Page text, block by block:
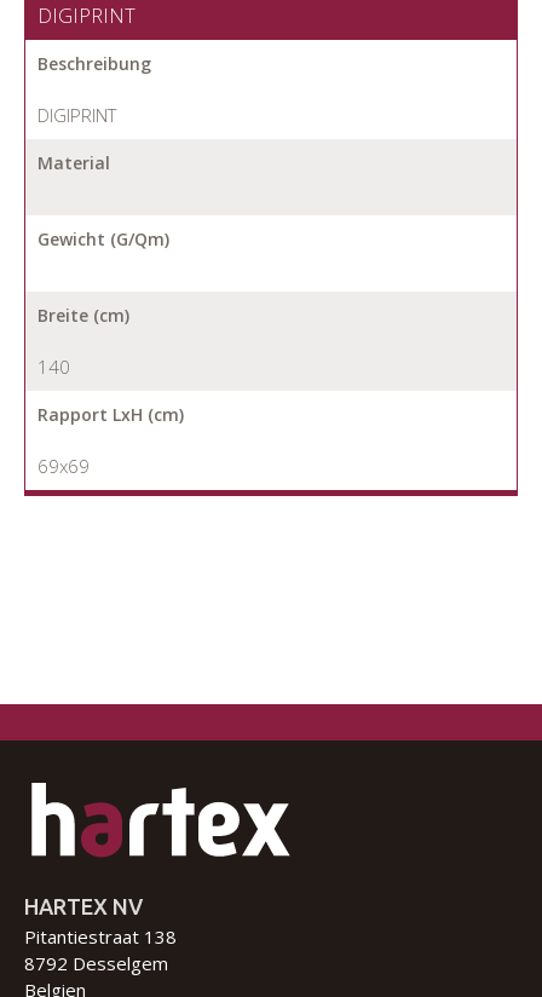
DIGIPRINT
Beschreibung
DIGIPRINT
Material
Gewicht (G/Qm)
Breite (cm)
140
Rapport LxH (cm)
69x69
HARTEX NV
Pitantiestraat 138
8792 Desselgem
Belgien